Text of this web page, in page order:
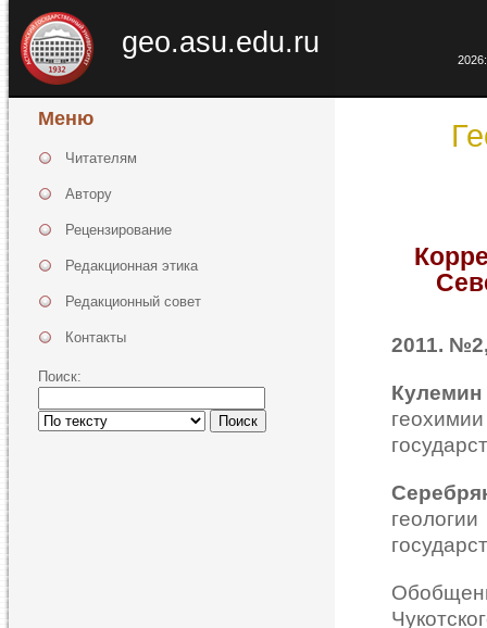
geo.asu.edu.ru
Меню
Читателям
Автору
Рецензирование
Редакционная этика
Редакционный совет
Контакты
Поиск:
Поиск
2011.